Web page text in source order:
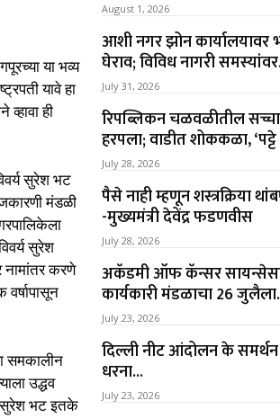
या भव्य
यावे हा
ही
सुरेश भट
मंडळी
सुरेश
नामांतर करणे
समकालीन
उद्धव
सुरेश भट इतके
August 1, 2026
आशी नगर झोन कार्यालयावर
घेराव; विविध नागरी
July 31, 2026
रिपब्लिकन चळवळीतील सच्चा
हरपला; वाडीत शोककळा,
July 28, 2026
पैसे नाही म्हणून शस्त्रक्रिया
-मुख्यमंत्री देवेंद्र फडणवीस
July 28, 2026
अकॅडमी ऑफ कॅन्सर
कार्यकारी मंडळाचा 26
July 23, 2026
दिल्ली नीट आंदोलन के
धरना...
July 23, 2026